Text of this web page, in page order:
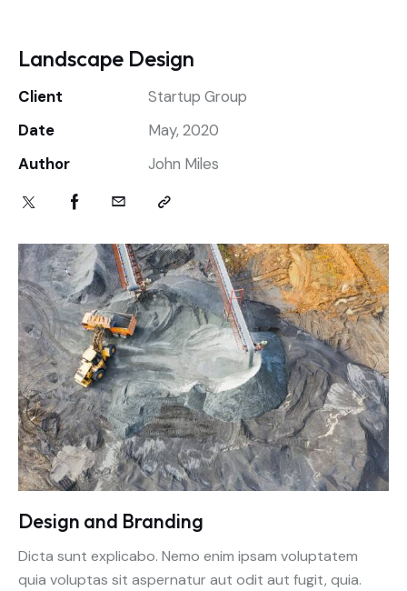
Landscape Design
Design and Branding
Dicta sunt explicabo. Nemo enim ipsam voluptatem
quia voluptas sit aspernatur aut odit aut fugit, quia.
Client
Startup Group
Date
May, 2020
Author
John Miles